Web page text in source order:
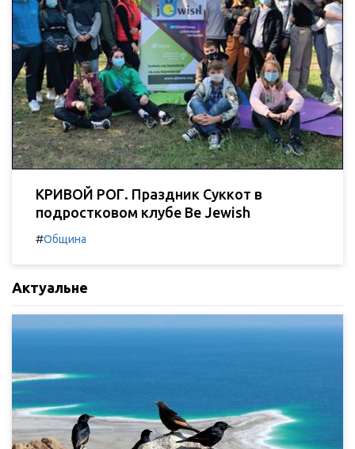
КРИВОЙ РОГ. Праздник Суккот в
подростковом клубе Be Jewish
#Община
Актуальне